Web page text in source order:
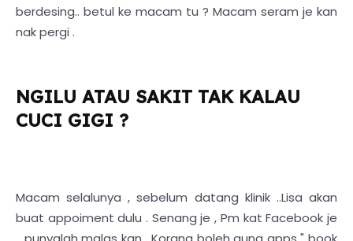
berdesing.. betul ke macam tu ? Macam seram je kan
nak pergi .
NGILU ATAU SAKIT TAK KALAU
CUCI GIGI ?
Macam selalunya , sebelum datang klinik ..Lisa akan
buat appoiment dulu . Senang je , Pm kat Facebook je